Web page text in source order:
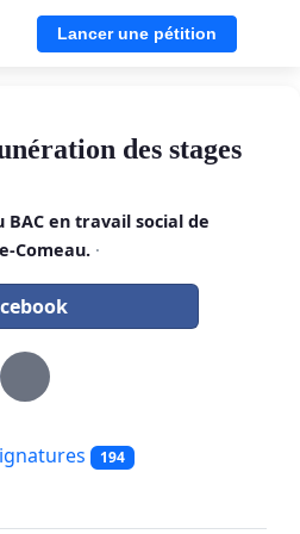
Lancer une pétition
des stages
BAC en travail social de
Comeau. ·
194